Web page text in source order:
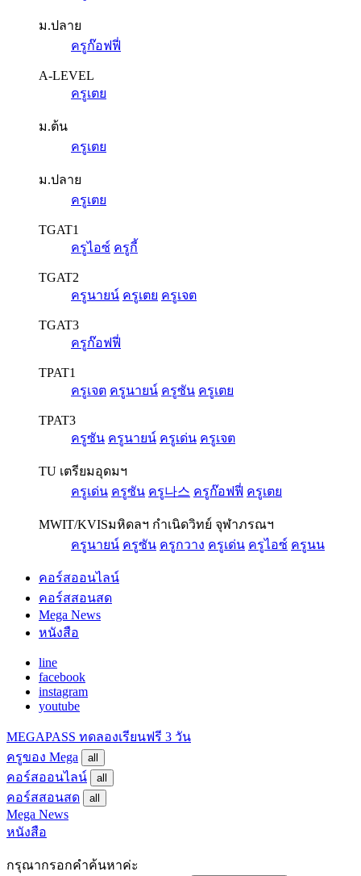
ม.ปลาย
ครูก๊อฟฟี่
A-LEVEL
ครูเตย
ม.ต้น
ครูเตย
ม.ปลาย
ครูเตย
TGAT1
ครูไอซ์ ครูกี้
TGAT2
ครูนายน์ ครูเตย ครูเจต
TGAT3
ครูก๊อฟฟี่
TPAT1
ครูเจต ครูนายน์ ครูซัน ครูเตย
TPAT3
ครูซัน ครูนายน์ ครูเด่น ครูเจต
TU เตรียมอุดมฯ
ครูเด่น ครูซัน ครู나스 ครูก๊อฟฟี่ ครูเตย
MWIT/KVISมหิดลฯ กำเนิดวิทย์ จุฬาภรณฯ
ครูนายน์ ครูซัน ครูกวาง ครูเด่น ครูไอซ์ ครูนน
คอร์สออนไลน์
คอร์สสอนสด
Mega News
หนังสือ
line
facebook
instagram
youtube
MEGAPASS ทดลองเรียนฟรี 3 วัน
ครูของ Mega
all
คอร์สออนไลน์ all
คอร์สสอนสด all
Mega News
หนังสือ
กรุณากรอกคำค้นหาค่ะ